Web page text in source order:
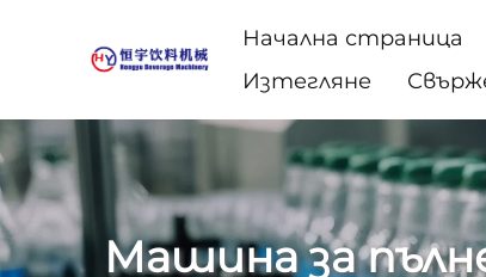
Начална страница
Изтегляне
Машина за